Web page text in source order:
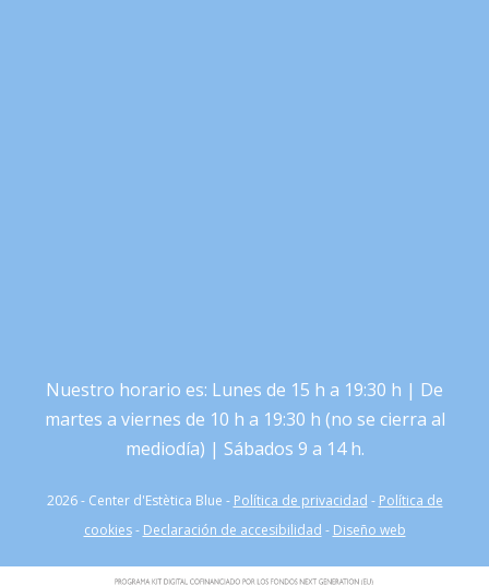
Nuestro horario es: Lunes de 15 h a 19:30 h | De
martes a viernes de 10 h a 19:30 h (no se cierra al
mediodía) | Sábados 9 a 14 h.
2026 - Center d'Estètica Blue - Política de privacidad - Política de
cookies- Declaración de accesibilidad - Diseño web